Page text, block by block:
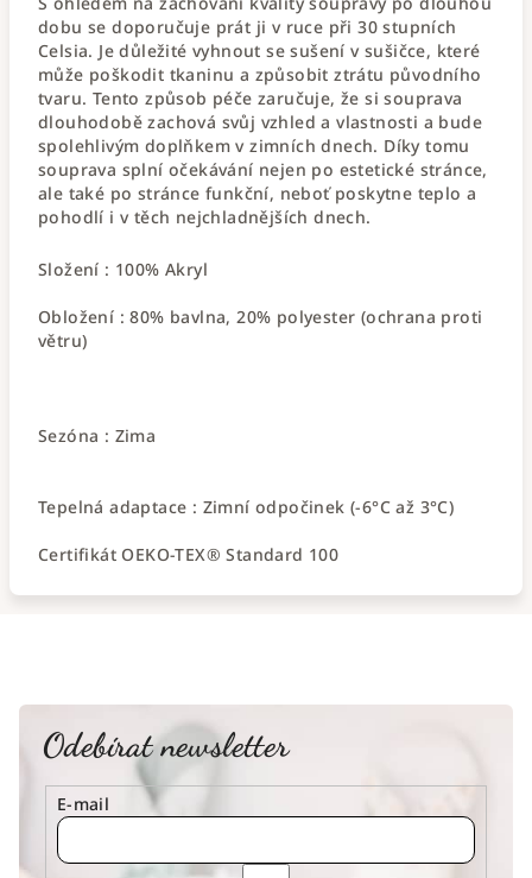
dobu se doporučuje prát ji v ruce při 30 stupních
Celsia. Je důležité vyhnout se sušení v sušičce, které
může poškodit tkaninu a způsobit ztrátu původního
tvaru. Tento způsob péče zaručuje, že si souprava
dlouhodobě zachová svůj vzhled a vlastnosti a bude
spolehlivým doplňkem v zimních dnech. Díky tomu
souprava splní očekávání nejen po estetické stránce,
ale také po stránce funkční, neboť poskytne teplo a
pohodlí i v těch nejchladnějších dnech.
Složení : 100% Akryl
Obložení :80% bavlna, 20% polyester (ochrana proti
větru)
Sezóna : Zima
Tepelná adaptace : Zimní odpočinek (-6°C až 3°C)
Certifikát OEKO-TEX® Standard 100
Odebírat newsletter
E-mail